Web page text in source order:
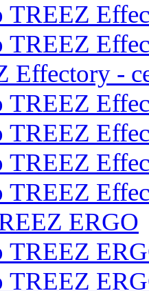
Effectory -
ERGO